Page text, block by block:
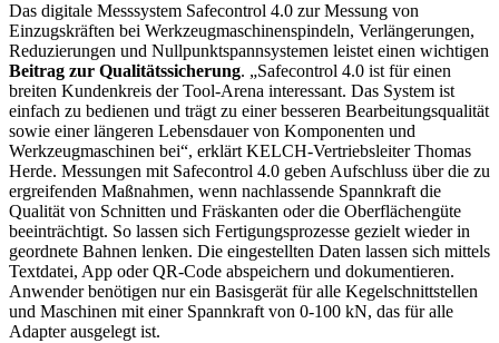
Das digitale Messsystem Safecontrol 4.0 zur Messung von
Einzugskräften bei Werkzeugmaschinenspindeln, Verlängerungen,
Reduzierungen und Nullpunktspannsystemen leistet einen wichtigen
Beitrag zur Qualitätssicherung. „Safecontrol 4.0 ist für einen
breiten Kundenkreis der Tool-Arena interessant. Das System ist
einfach zu bedienen und trägt zu einer besseren Bearbeitungsqualität
sowie einer längeren Lebensdauer von Komponenten und
Werkzeugmaschinen bei“, erklärt KELCH-Vertriebsleiter Thomas
Herde. Messungen mit Safecontrol 4.0 geben Aufschluss über die zu
ergreifenden Maßnahmen, wenn nachlassende Spannkraft die
Qualität von Schnitten und Fräskanten oder die Oberflächengüte
beeinträchtigt. So lassen sich Fertigungsprozesse gezielt wieder in
geordnete Bahnen lenken. Die eingestellten Daten lassen sich mittels
Textdatei, App oder QR-Code abspeichern und dokumentieren.
Anwender benötigen nur ein Basisgerät für alle Kegelschnittstellen
und Maschinen mit einer Spannkraft von 0-100 kN, das für alle
Adapter ausgelegt ist.